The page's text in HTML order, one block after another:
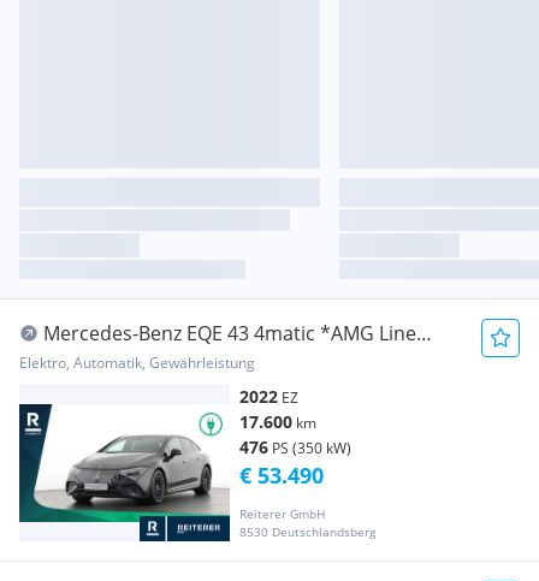
Mercedes-Benz EQE 43 4matic *AMG Line
Exterieur & Interieur
Elektro, Automatik, Gewährleistung
2022 EZ
17.600 km
476 PS (350 kW)
Reiterer GmbH
8530 Deutschlandsberg
€ 53.490